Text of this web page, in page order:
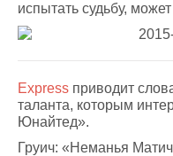
испытать судьбу,
Express приводит
таланта, которым
Юнайтед».
Груич: «Неманья